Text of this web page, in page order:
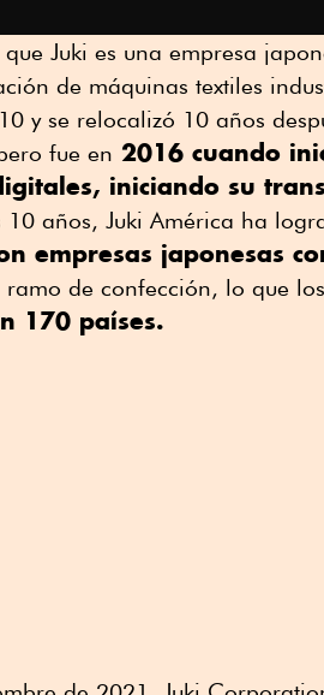
Juki es una empresa
de máquinas textiles
y se relocalizó 10 años
fue en 2016 cuando
iniciando su
10 años, Juki América ha
empresas japonesas
ramo de confección, lo que
170 países.